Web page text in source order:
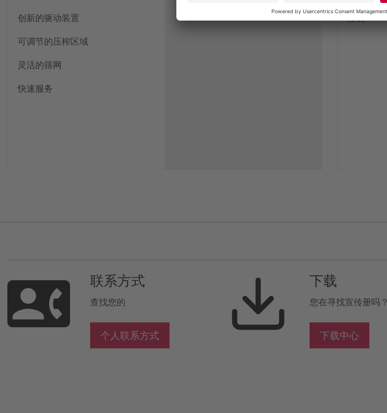
创新的驱动装置
可调节的压榨区域
灵活的筛网
快速服务
控制
联系方式
查找您的
个人联系方式
下载
您在寻找宣传册吗？
下载中心